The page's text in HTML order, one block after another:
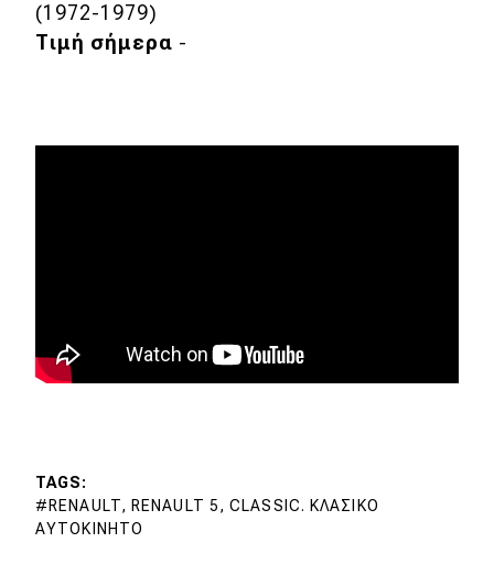
(1972-1979)
Τιμή σήμερα -
TAGS
RENAULT, RENAULT 5, CLASSIC. ΚΛΑΣΙΚΌ
ΑΥΤΟΚΊΝΗΤΟ